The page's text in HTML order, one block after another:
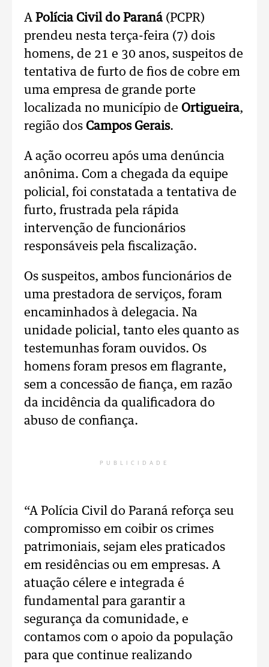
A Polícia Civil do Paraná(PCPR)
prendeu nesta terça-feira (7) dois
homens, de 21 e 30 anos, suspeitos de
tentativa de furto de fios de cobre em
uma empresa de grande porte
localizada no município de Ortigueira,
região dos Campos Gerais.
A ação ocorreu após uma denúncia
anônima. Com a chegada da equipe
policial, foi constatada a tentativa de
furto, frustrada pela rápida
intervenção de funcionários
responsáveis pela fiscalização.
Os suspeitos, ambos funcionários de
uma prestadora de serviços, foram
encaminhados à delegacia. Na
unidade policial, tanto eles quanto as
testemunhas foram ouvidos. Os
homens foram presos em flagrante,
sem a concessão de fiança, em razão
da incidência da qualificadora do
abuso de confiança.
PUBLICIDADE
“A Polícia Civil do Paraná reforça seu
compromisso em coibir os crimes
patrimoniais, sejam eles praticados
em residências ou em empresas. A
atuação célere e integrada é
fundamental para garantir a
segurança da comunidade, e
contamos com o apoio da população
para que continue realizando